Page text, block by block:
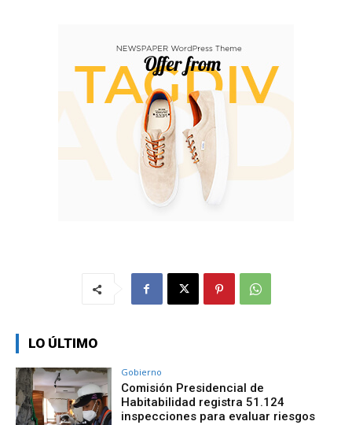
LO ÚLTIMO
Gobierno
Comisión Presidencial de
Habitabilidad registra 51.124
inspecciones para evaluar riesgos